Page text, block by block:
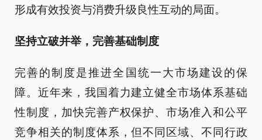
形成有效投资与消费升级良性互动的局面。
坚持立破并举，完善基础制度
完善的制度是推进全国统一大市场建设的保
障。近年来，我国着力建立健全市场体系基础
性制度，加快完善产权保护、市场准入和公平
竞争相关的制度体系，但不同区域、不同行政